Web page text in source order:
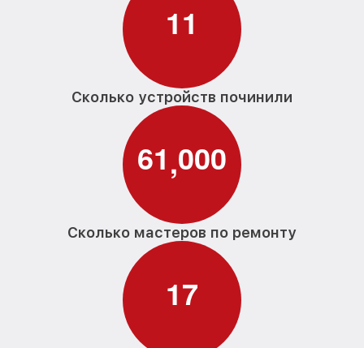
11
Сколько устройств починили
61,000
Сколько мастеров по ремонту
17